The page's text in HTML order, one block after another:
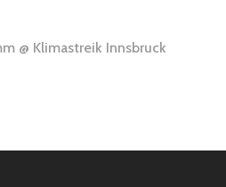
@ Klimastreik Innsbruck